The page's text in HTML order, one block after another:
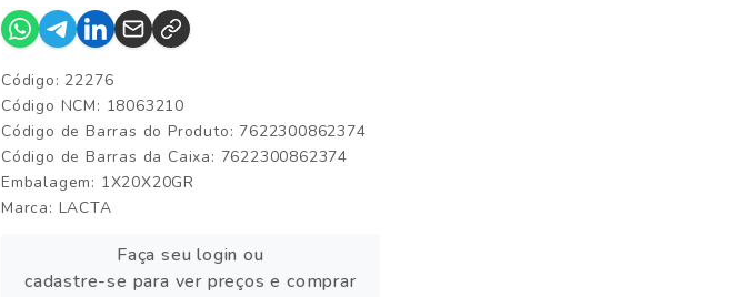
Código: 22276
Código NCM: 18063210
Código de Barras do Produto: 7622300862374
Código de Barras da Caixa: 7622300862374
Embalagem: 1X20X20GR
Marca: LACTA
Faça seu login ou
cadastre-se para ver preços e comprar